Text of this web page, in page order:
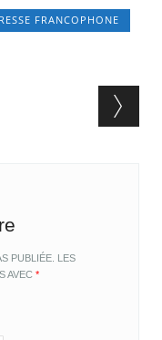
FRANCOPHONE
PUBLIÉE. LES
AVEC*